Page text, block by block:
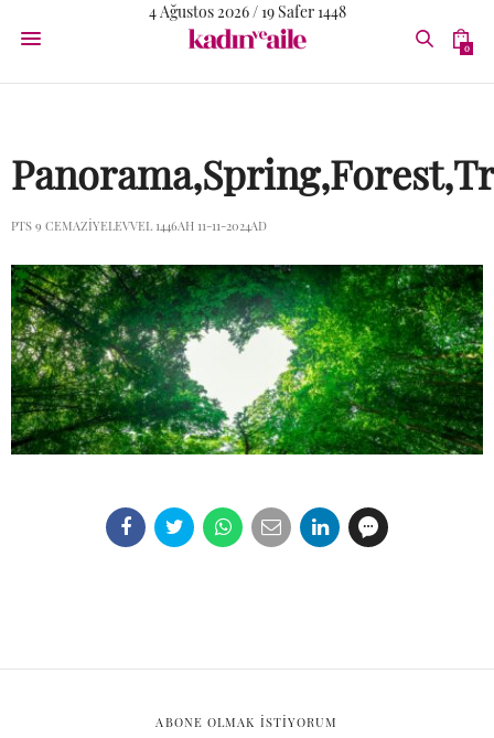
4 Ağustos 2026 / 19 Safer 1448
0
PTS 9 CEMAZIYELEVVEL 1446AH 11-11-2024AD
ABONE OLMAK ISTIYORUM